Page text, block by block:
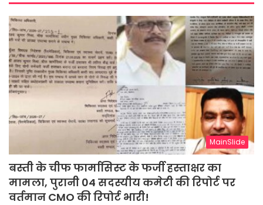
MainSlide
बस्ती के चीफ फार्मासिस्ट के फर्जी हस्ताक्षर का
मामला, पुरानी 04 सदस्यीय कमेटी की रिपोर्ट पर
वर्तमान CMO की रिपोर्ट भारी!